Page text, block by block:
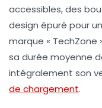
accessibles, des
design épuré pour
marque « TechZone
sa durée moyenne
intégralement son
de chargement.